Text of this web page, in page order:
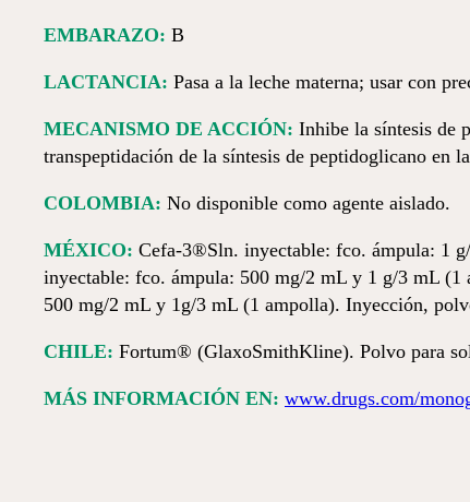
EMBARAZO: B
LACTANCIA: Pasa a la leche materna; usar con
MECANISMO DE ACCIÓN: Inhibe la síntesis de
transpeptidación de la síntesis de peptidoglicano en
COLOMBIA: No disponible como agente aislado.
MÉXICO: Cefa-3®Sln. inyectable: fco. ámpula: 1
inyectable: fco. ámpula: 500 mg/2 mL y 1 g/3 mL
500 mg/2 mL y 1g/3 mL (1 ampolla). Inyección,
CHILE: Fortum® (GlaxoSmithKline). Polvo para
MÁS INFORMACIÓN EN: www.drugs.com/